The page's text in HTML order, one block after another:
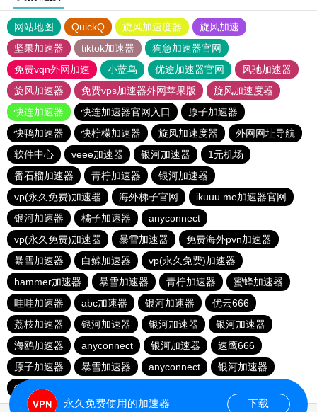
网站地图 QuickQ 旋风加速度器
旋风加速
坚果加速器
tiktok加速器
狗急加速器官网
免费vqn外网加速
小蓝鸟 优途加速器官网
风驰加速器
旋风加速器
免费vps加速器外网苹果版
旋风加速度器
快连加速器
快连加速器官网入口
原子加速器
快鸭加速器
快柠檬加速器 旋风加速度器
外网网址导航
软件中心
veee加速器 银河加速器
1元机场
番石榴加速器
青柠加速器
银河加速器
vp(永久免费)加速器
海外梯子官网
ikuuu.me加速器官网
银河加速器
橘子加速器
anyconnect
vp(永久免费)加速器
暴雪加速器
免费海外pvn加速器
暴雪加速器
白鲸加速器
vp(永久免费)加速器
hammer加速器
暴雪加速器 青柠加速器
蜜蜂加速器
哇哇加速器
abc加速器 银河加速器
优云666
荔枝加速器
银河加速器 银河加速器
银河加速器
海鸥加速器
anyconnect 银河加速器
速鹰666
原子加速器
暴雪加速器 anyconnect
银河加速器
银河加速器
永久免费使用的加速器 下载